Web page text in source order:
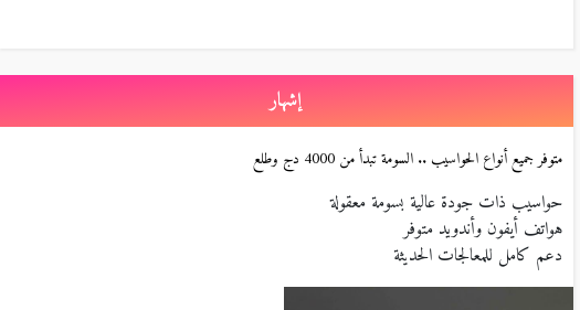
إشهار
متوفر جميع أنواع الحواسيب .. السومة تبدأ من 4000 دج وطلع
حواسيب ذات جودة عالية بسومة معقولة
هواتف أيفون وأندويد متوفر
دعم كامل للمعالجات الحديثة